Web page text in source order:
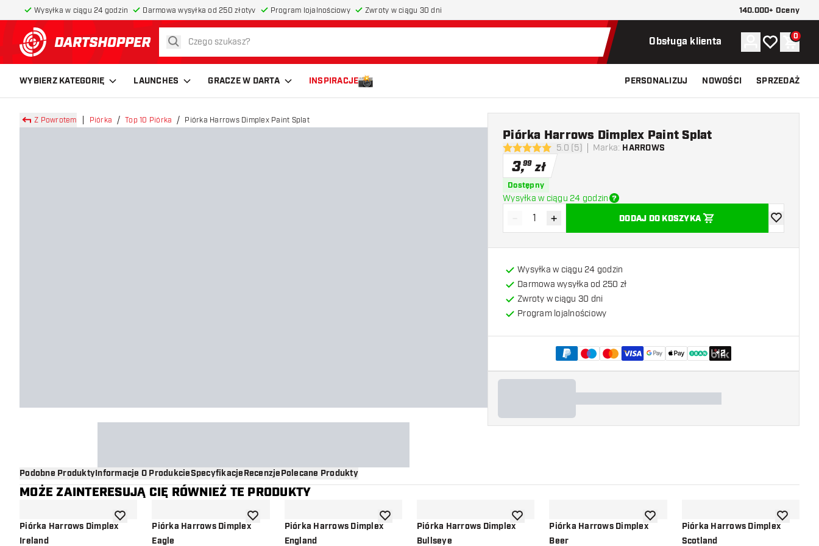
Wysyłka w ciągu 24 godzin Darmowa wysyłka od 250 złotyv Program lojalnościowy Zwroty w ciągu 30 dni 140.000+ Oceny
powrót do strony głównej
szukaj Obsługa klienta Konto
Moja listaKoszyk
0
WYBIERZ KATEGORIĘ LAUNCHES GRACZE W DARTA INSPIRACJE PERSONALIZUJ NOWOŚCI SPRZEDAŻ
Z Powrotem Piórka Top 10 Piórka Piórka Harrows Dimplex Paint Splat
5 gwiazdki oceny5.0 (5) Marka: HARROWS
Piórka Harrows Dimplex Paint Splat
3,99 zł
Dostępny
Wysyłka w ciągu 24 godzin
Zmniejsz ilość
- Zwiększ ilość
+ DODAJ DO KOSZYKA
dodaj do
Wysyłka w ciągu 24 godzin
Darmowa wysyłka od 250 zł
Zwroty w ciągu 30 dni
Program lojalnościowy
+2
Podobne ProduktyInformacje O ProdukcieSpecyfikacjeRecenzjePolecane Produkty
MOŻE ZAINTERESUJĄ CIĘ RÓWNIEŻ TE PRODUKTY
Piórka Harrows Dimplex
Ireland
dodaj do listy życzeńPiórka Harrows Dimplex
Eagle
dodaj do listy życzeńPiórka Harrows Dimplex
England
dodaj do listy życzeńPiórka Harrows Dimplex
Bullseye
dodaj do listy życzeńPiórka Harrows Dimplex
Beer
dodaj do listy życzeńPiórka Harrows Dimplex
Scotland
dodaj do